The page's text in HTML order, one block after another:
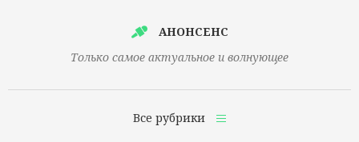
АНОНСЕНС
Только самое актуальное и волнующее
Все рубрики